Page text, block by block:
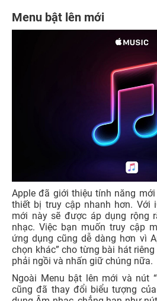
Menu bật lên mới
Apple đã giới thiệu tính năng
thiết bị truy cập nhanh hơn. Với
mới này sẽ được áp dụng rộng
nhạc. Việc bạn muốn truy cập
ứng dụng cũng dễ dàng hơn vì
chọn khác” cho từng bài hát
phải ngồi và nhấn giữ chúng nữa.
Ngoài Menu bật lên mới và nút
cũng đã thay đổi biểu tượng